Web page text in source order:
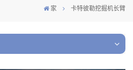
家 卡特彼勒挖掘机长臂